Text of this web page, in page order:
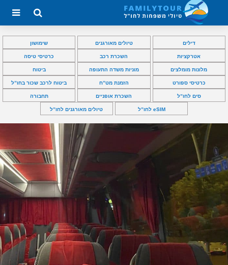
דילים טיולים מאורגנים שימושון
אטרקציות השכרת רכב כרטיסי טיסה
מלונות מומלצים מוניות משדה התעופה ביטוח
כרטיסי ספורט הזמנת מט”ח ביטוח לרכב שכור בחו”ל
סים לחו”ל השכרת אופניים תחבורה
eSIM לחו”ל טיולים מאורגנים לחו”ל